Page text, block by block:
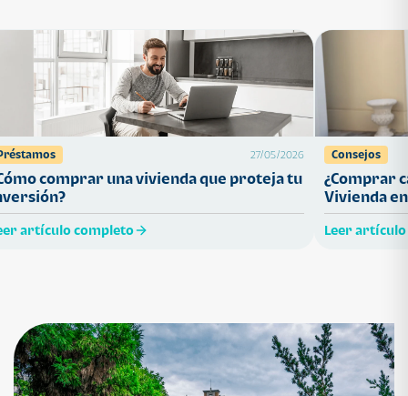
27/05/2026
comprar una vivienda que proteja tu
artículo completo
Consejos
¿Comprar
Vivienda
Leer